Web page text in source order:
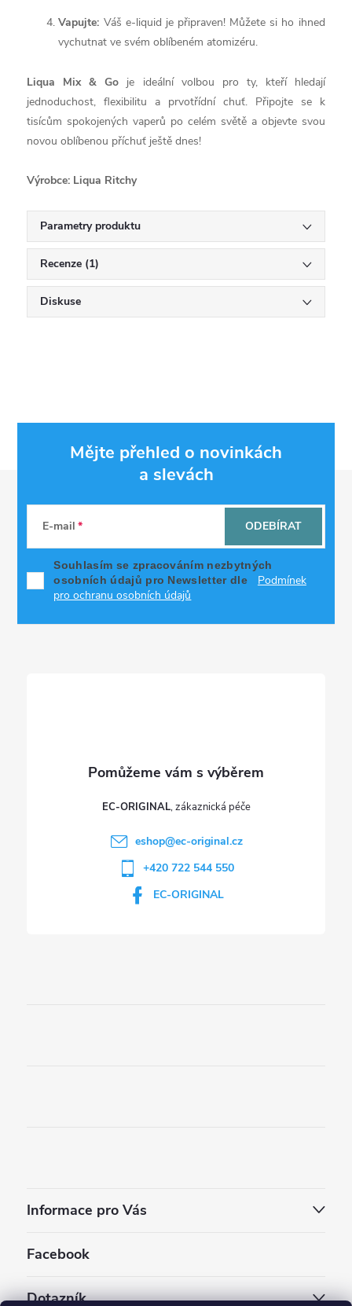
Vapujte: Váš e-liquid je připraven! Můžete si ho ihned
vychutnat ve svém oblíbeném atomizéru.
Liqua Mix & Go je ideální volbou pro ty, kteří hledají
jednoduchost, flexibilitu a prvotřídní chuť. Připojte se k
tisícům spokojených vaperů po celém světě a objevte svou
novou oblíbenou příchuť ještě dnes!
Výrobce: Liqua Ritchy
Parametry produktu
Recenze (1)
Diskuse
Mějte přehled o novinkách
a slevách
E-mail
Souhlasím se zpracováním nezbytných
osobních údajů pro Newsletter dle
Podmínek
pro ochranu osobních údajů
ODEBÍRAT
EC-ORIGINAL
eshop@ec-original.cz
+420 722 544 550
EC-ORIGINAL
Informace pro Vás
Facebook
Dotazník